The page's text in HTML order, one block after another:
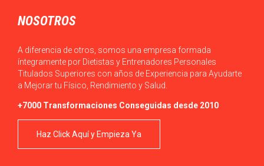
NOSOTROS
A diferencia de otros, somos una empresa formada
íntegramente por Dietistas y Entrenadores Personales
Titulados Superiores con años de Experiencia para Ayudarte
a Mejorar tu Físico, Rendimiento y Salud.
+7000 Transformaciones Conseguidas desde 2010
Haz Click Aquí y Empieza Ya